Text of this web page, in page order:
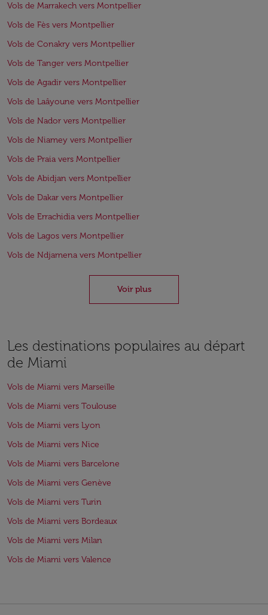
Vols de Marrakech vers Montpellier
Vols de Fès vers Montpellier
Vols de Conakry vers Montpellier
Vols de Tanger vers Montpellier
Vols de Agadir vers Montpellier
Vols de Laâyoune vers Montpellier
Vols de Nador vers Montpellier
Vols de Niamey vers Montpellier
Vols de Praia vers Montpellier
Vols de Abidjan vers Montpellier
Vols de Dakar vers Montpellier
Vols de Errachidia vers Montpellier
Vols de Lagos vers Montpellier
Vols de Ndjamena vers Montpellier
Voir plus
Les destinations populaires au départ
de Miami
Vols de Miami vers Marseille
Vols de Miami vers Toulouse
Vols de Miami vers Lyon
Vols de Miami vers Nice
Vols de Miami vers Barcelone
Vols de Miami vers Genève
Vols de Miami vers Turin
Vols de Miami vers Bordeaux
Vols de Miami vers Milan
Vols de Miami vers Valence